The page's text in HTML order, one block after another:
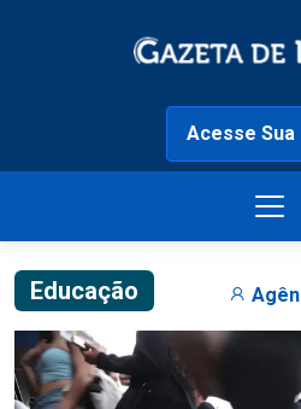
Acesse Sua
Educação